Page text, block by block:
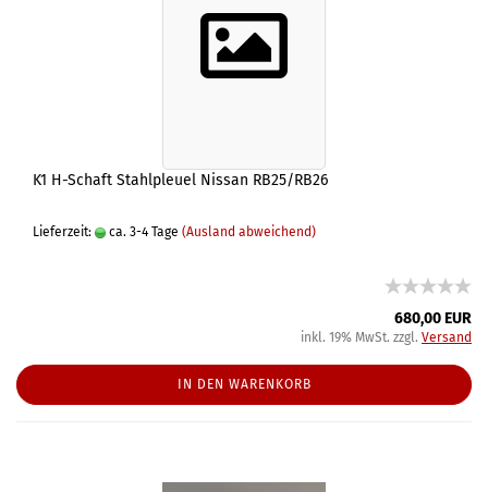
K1 H-Schaft Stahlpleuel Nissan RB25/RB26
Lieferzeit: ca. 3-4 Tage (Ausland abweichend)
680,00 EUR
inkl. 19% MwSt. zzgl. Versand
IN DEN WARENKORB